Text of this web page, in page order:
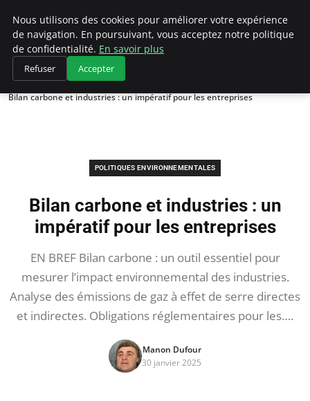
Climategatecountryclub.com
Accueil
Politiques environnementales
Bilan carbone et industries : un impératif pour les entreprises
POLITIQUES ENVIRONNEMENTALES
Bilan carbone et industries : un
impératif pour les entreprises
EN BREF Bilan carbone : un outil essentiel pour
mesurer l’impact environnemental des industries.
Analyse des émissions de gaz à effet de serre directes
et indirectes. Obligations réglementaires pour les….
Manon Dufour
30 janvier 2025
Nous utilisons des cookies pour améliorer votre expérience
de navigation. En poursuivant, vous acceptez notre politique
de confidentialité. En savoir plus
Refuser Accepter